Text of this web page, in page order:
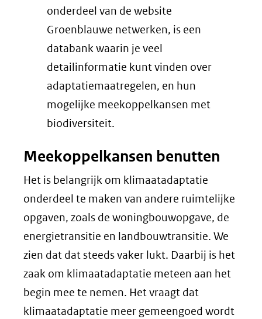
onderdeel van de website
Groenblauwe netwerken, is een
databank waarin je veel
detailinformatie kunt vinden over
adaptatiemaatregelen, en hun
mogelijke meekoppelkansen met
biodiversiteit.
Meekoppelkansen benutten
Het is belangrijk om klimaatadaptatie
onderdeel te maken van andere ruimtelijke
opgaven, zoals de woningbouwopgave, de
energietransitie en landbouwtransitie. We
zien dat dat steeds vaker lukt. Daarbij is het
zaak om klimaatadaptatie meteen aan het
begin mee te nemen. Het vraagt dat
klimaatadaptatie meer gemeengoed wordt